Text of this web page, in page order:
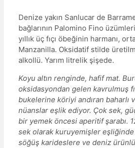
Denize yakın Sanlucar de
bağlarının Palomino Fino
yıllık üç fıçı öbeğinin harmanı,
Manzanilla. Oksidatif stilde
alkollü. Yarım litrelik şişede.
Koyu altın renginde, hafif mat.
oksidasyondan gelen kavrulmuş
bukelerine köriyi andıran baharlı
nüanslar eşlik ediyor. Çok sek,
bir yemek öncesi aperitif şarabı.
sek olarak kuruyemişler eşliğinde
söğüş karideslere ve deniz